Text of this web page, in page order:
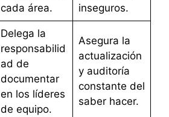
cada área.
inseguros.
Delega la
responsabilid
ad de
documentar
en los líderes
de equipo.
Asegura la
actualización
y auditoría
constante del
saber hacer.